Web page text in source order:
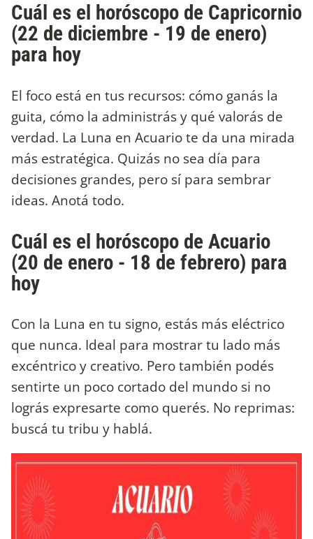
Cuál es el horóscopo de Capricornio
(22 de diciembre - 19 de enero)
para hoy
El foco está en tus recursos: cómo ganás la
guita, cómo la administrás y qué valorás de
verdad. La Luna en Acuario te da una mirada
más estratégica. Quizás no sea día para
decisiones grandes, pero sí para sembrar
ideas. Anotá todo.
Cuál es el horóscopo de Acuario
(20 de enero - 18 de febrero) para
hoy
Con la Luna en tu signo, estás más eléctrico
que nunca. Ideal para mostrar tu lado más
excéntrico y creativo. Pero también podés
sentirte un poco cortado del mundo si no
lográs expresarte como querés. No reprimas:
buscá tu tribu y hablá.